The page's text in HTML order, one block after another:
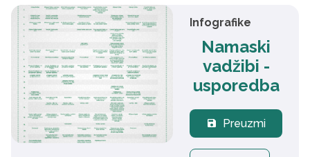
Infografike
Namaski
vadžibi -
usporedba
save Preuzmi